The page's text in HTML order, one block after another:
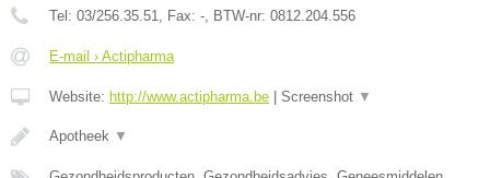
Tel: 03/256.35.51, Fax: -, BTW-nr: 0812.204.556
E-mail › Actipharma
Website: http://www.actipharma.be Screenshot ▼
Apotheek ▼